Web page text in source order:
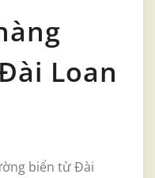
Loan
biển từ Đài